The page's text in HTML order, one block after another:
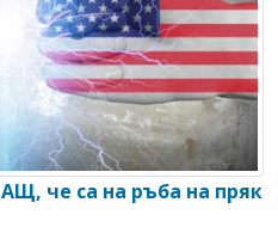
че са на ръба на пряк